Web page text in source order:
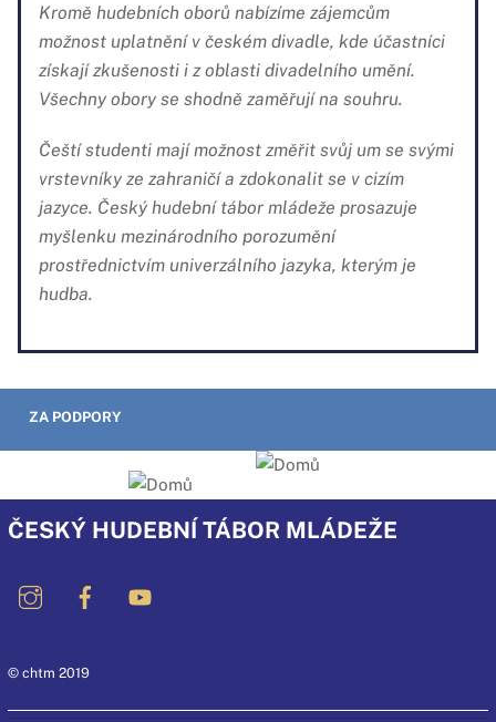
Kromě hudebních oborů nabízíme zájemcům
možnost uplatnění v českém divadle, kde účastníci
získají zkušenosti i z oblasti divadelního umění.
Všechny obory se shodně zaměřují na souhru.
Čeští studenti mají možnost změřit svůj um se svými
vrstevníky ze zahraničí a zdokonalit se v cizím
jazyce. Český hudební tábor mládeže prosazuje
myšlenku mezinárodního porozumění
prostřednictvím univerzálního jazyka, kterým je
hudba.
ZA PODPORY
ČESKÝ HUDEBNÍ TÁBOR MLÁDEŽE
© chtm 2019